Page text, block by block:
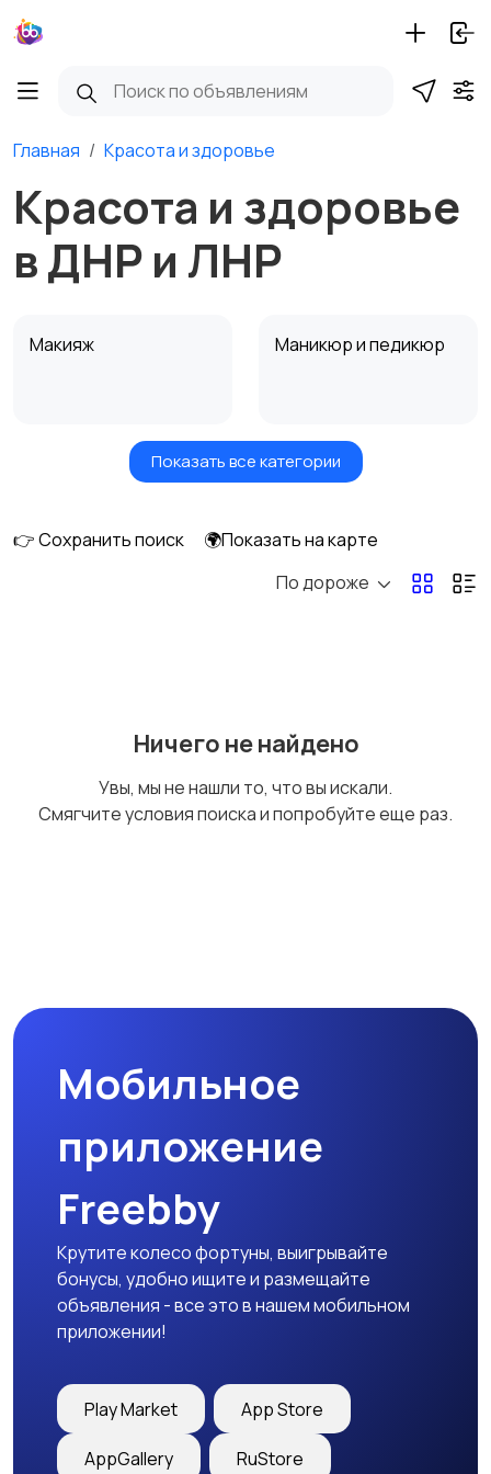
Главная Красота и здоровье
Красота и здоровье
в ДНР и ЛНР
Макияж Маникюр и педикюр
Товары для здоровья Парфюмерия
Уход за кожей
Показать все категории
👉 Сохранить поиск
🌍Показать на карте
По дороже
Ничего не найдено
Увы, мы не нашли то, что вы искали.
Смягчите условия поиска и попробуйте еще раз.
Мобильное
приложение
Freebby
Крутите колесо фортуны, выигрывайте
бонусы, удобно ищите и размещайте
объявления - все это в нашем мобильном
приложении!
Play Market App Store
AppGallery RuStore